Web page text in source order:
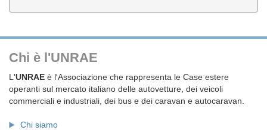
Chi è l'UNRAE
L'UNRAE è l'Associazione che rappresenta le Case estere
operanti sul mercato italiano delle autovetture, dei veicoli
commerciali e industriali, dei bus e dei caravan e autocaravan.
Chi siamo